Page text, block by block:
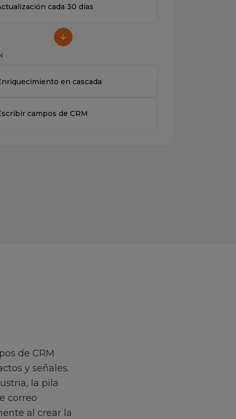
cada 30 días
en cascada
campos de CRM
de CRM
y señales.
la pila
correo
al crear la